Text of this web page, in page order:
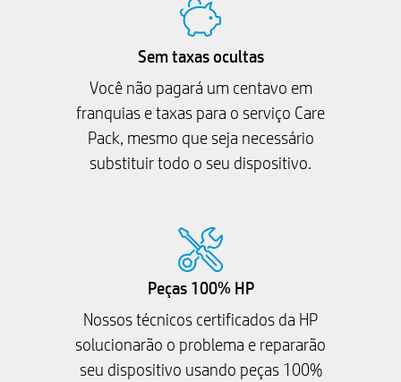
Sem taxas ocultas
Você não pagará um centavo em
franquias e taxas para o serviço Care
Pack, mesmo que seja necessário
substituir todo o seu dispositivo.
Peças 100% HP
Nossos técnicos certificados da HP
solucionarão o problema e repararão
seu dispositivo usando peças 100%